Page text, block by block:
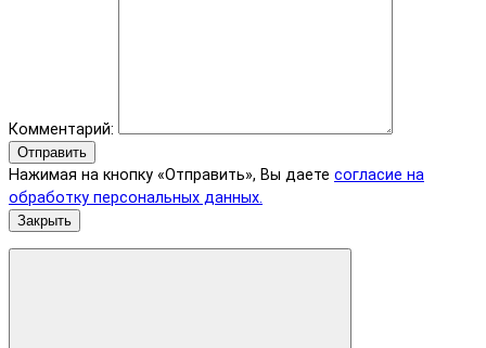
Комментарий:
Отправить
Нажимая на кнопку «Отправить», Вы даете согласие на
обработку персональных данных.
Закрыть